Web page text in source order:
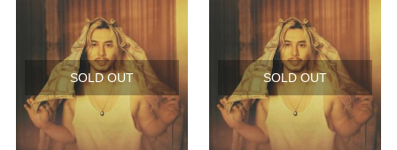
SOLD OUT SOLD OUT